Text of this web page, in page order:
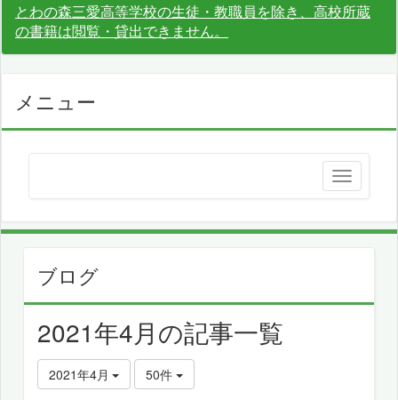
とわの森三愛高等学校の生徒・教職員を除き、高校所蔵
の書籍は閲覧・貸出できません。
メニュー
ブログ
2021年4月の記事一覧
2021年4月 50件